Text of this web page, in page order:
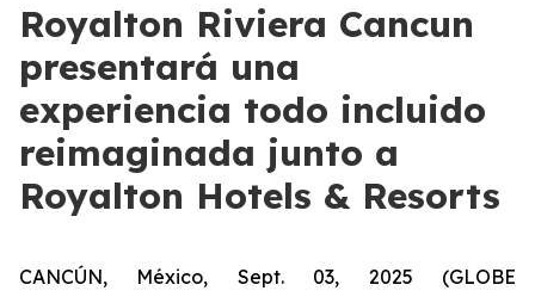
Royalton Riviera Cancun
presentará una
experiencia todo incluido
reimaginada junto a
Royalton Hotels & Resorts
CANCÚN, México, Sept. 03, 2025 (GLOBE